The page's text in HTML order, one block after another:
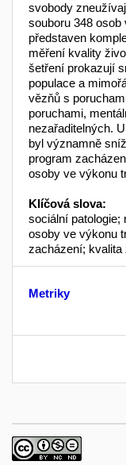
svobody
souboru 348 osob
představen
měření kvality
šetření prokazují
populace a
vězňů s
poruchami,
nezařaditelných.
byl významně
program
osoby ve výkonu
Klíčová slova:
sociální patologie;
osoby ve výkonu
zacházení; kvalita
Metriky